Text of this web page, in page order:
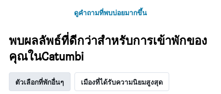
ดูคำถามที่พบบ่อยมากขึ้น
พบผลลัพธ์ที่ดีกว่าสำหรับการเข้าพักของ
คุณในCatumbi
ตัวเลือกที่พักอื่นๆ เมืองที่ได้รับความนิยมสูงสุด